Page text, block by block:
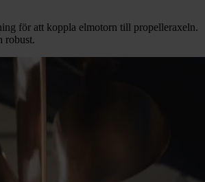
för att koppla elmotorn till propelleraxeln.
robust.